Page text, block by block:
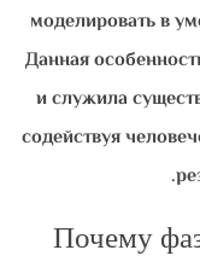
моделировать в
Данная
и служила
содействуя
Почему